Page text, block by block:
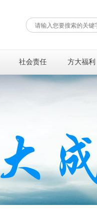
社会责任 方大福利